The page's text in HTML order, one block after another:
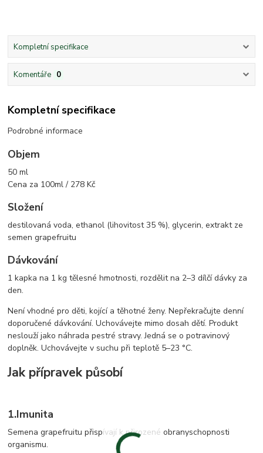
Kompletní specifikace
Komentáře 0
Kompletní specifikace
Podrobné informace
Objem
50 ml
Cena za 100ml / 278 Kč
Složení
destilovaná voda, ethanol (lihovitost 35 %), glycerin, extrakt ze
semen grapefruitu
Dávkování
1 kapka na 1 kg tělesné hmotnosti, rozdělit na 2–3 dílčí dávky za
den.
Není vhodné pro děti, kojící a těhotné ženy. Nepřekračujte denní
doporučené dávkování. Uchovávejte mimo dosah dětí. Produkt
neslouží jako náhrada pestré stravy. Jedná se o potravinový
doplněk. Uchovávejte v suchu při teplotě 5–23 °C.
Jak přípravek působí
1.Imunita
Semena grapefruitu přispívají k přirozené obranyschopnosti
organismu.